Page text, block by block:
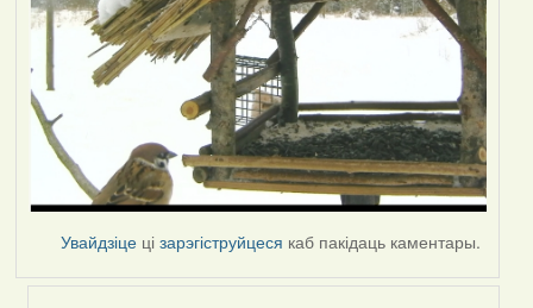
Увайдзіце цізарэгіструйцеся каб пакідаць каментары.